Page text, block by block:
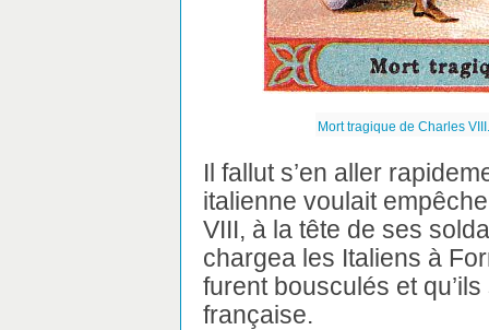
Mort tragique de Charles
Il fallut s’en aller
italienne voulait
VIII, à la tête de ses
chargea les Italiens à
furent bousculés et
française.